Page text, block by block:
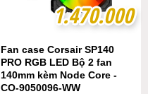
1.470.000
1.470.000
Fan case Corsair SP140
PRO RGB LED Bộ 2 fan
140mm kèm Node Core -
CO-9050096-WW